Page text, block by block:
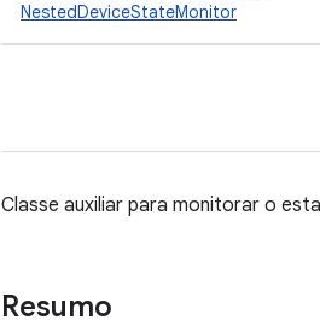
NestedDeviceStateMonitor
Classe auxiliar para monitorar o
Resumo